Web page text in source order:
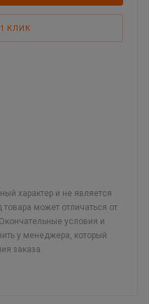
КЛИК
характер и не является
может отличаться от
условия и
у менеджера, который
заказа.